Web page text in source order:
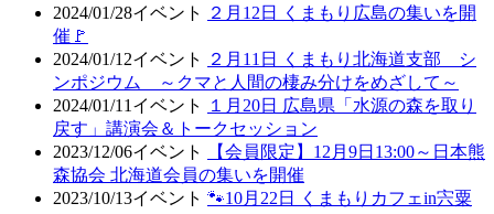
2024/01/28イベント
２月12日 くまもり広島の集いを開
催🚩
2024/01/12イベント
２月11日 くまもり北海道支部 シ
ンポジウム ～クマと人間の棲み分けをめざして～
2024/01/11 イベント
１月20日 広島県「水源の森を取り
戻す」講演会＆トークセッション
2023/12/06イベント
【会員限定】12月9日13:00～日本熊
森協会 北海道会員の集いを開催
2023/10/13イベント 🐾10月22日 くまもりカフェin宍粟